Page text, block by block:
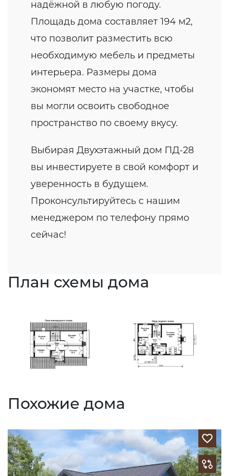
надёжной в любую погоду.
Площадь дома составляет 194 м2,
что позволит разместить всю
необходимую мебель и предметы
интерьера. Размеры дома
экономят место на участке, чтобы
вы могли освоить свободное
пространство по своему вкусу.
Выбирая Двухэтажный дом ПД-28
вы инвестируете в свой комфорт и
уверенность в будущем.
Проконсультируйтесь с нашим
менеджером по телефону прямо
сейчас!
План схемы дома
Похожие дома